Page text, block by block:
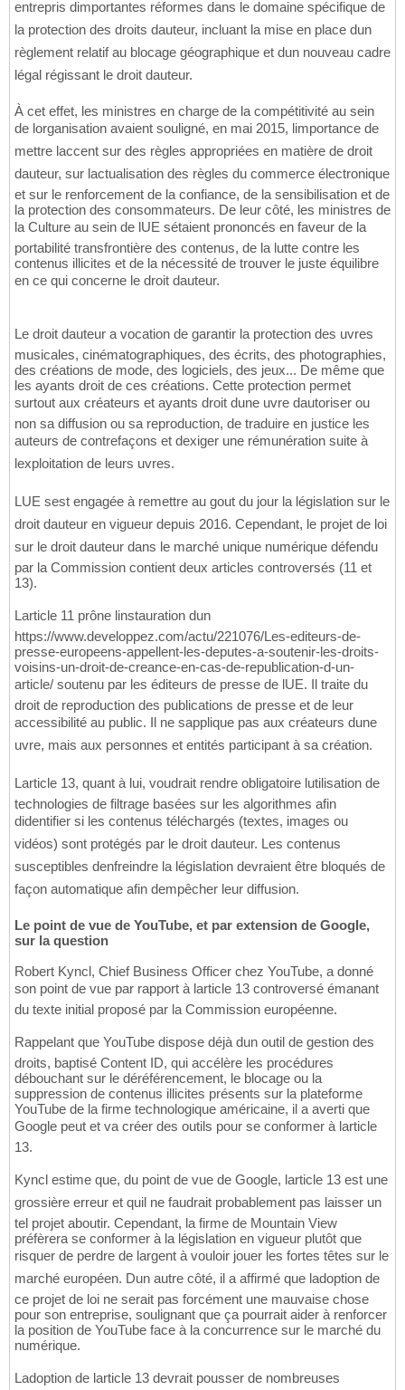
entrepris dimportantes réformes dans le domaine spécifique de
la protection des droits dauteur, incluant la mise en place dun
règlement relatif au blocage géographique et dun nouveau cadre
légal régissant le droit dauteur.
À cet effet, les ministres en charge de la compétitivité au sein
de lorganisation avaient souligné, en mai 2015, limportance de
mettre laccent sur des règles appropriées en matière de droit
dauteur, sur lactualisation des règles du commerce électronique
et sur le renforcement de la confiance, de la sensibilisation et de
la protection des consommateurs. De leur côté, les ministres de
la Culture au sein de lUE sétaient prononcés en faveur de la
portabilité transfrontière des contenus, de la lutte contre les
contenus illicites et de la nécessité de trouver le juste équilibre
en ce qui concerne le droit dauteur.
Le droit dauteur a vocation de garantir la protection des uvres
musicales, cinématographiques, des écrits, des photographies,
des créations de mode, des logiciels, des jeux... De même que
les ayants droit de ces créations. Cette protection permet
surtout aux créateurs et ayants droit dune uvre dautoriser ou
non sa diffusion ou sa reproduction, de traduire en justice les
auteurs de contrefaçons et dexiger une rémunération suite à
lexploitation de leurs uvres.
LUE sest engagée à remettre au gout du jour la législation sur le
droit dauteur en vigueur depuis 2016. Cependant, le projet de loi
sur le droit dauteur dans le marché unique numérique défendu
par la Commission contient deux articles controversés (11 et
13).
Larticle 11 prône linstauration dun
https://www.developpez.com/actu/221076/Les-editeurs-de-
presse-europeens-appellent-les-deputes-a-soutenir-les-droits-
voisins-un-droit-de-creance-en-cas-de-republication-d-un-
article/ soutenu par les éditeurs de presse de lUE. Il traite du
droit de reproduction des publications de presse et de leur
accessibilité au public. Il ne sapplique pas aux créateurs dune
uvre, mais aux personnes et entités participant à sa création.
Larticle 13, quant à lui, voudrait rendre obligatoire lutilisation de
technologies de filtrage basées sur les algorithmes afin
didentifier si les contenus téléchargés (textes, images ou
vidéos) sont protégés par le droit dauteur. Les contenus
susceptibles denfreindre la législation devraient être bloqués de
façon automatique afin dempêcher leur diffusion.
Le point de vue de YouTube, et par extension de Google,
sur la question
Robert Kyncl, Chief Business Officer chez YouTube, a donné
son point de vue par rapport à larticle 13 controversé émanant
du texte initial proposé par la Commission européenne.
Rappelant que YouTube dispose déjà dun outil de gestion des
droits, baptisé Content ID, qui accélère les procédures
débouchant sur le déréférencement, le blocage ou la
suppression de contenus illicites présents sur la plateforme
YouTube de la firme technologique américaine, il a averti que
Google peut et va créer des outils pour se conformer à larticle
13.
Kyncl estime que, du point de vue de Google, larticle 13 est une
grossière erreur et quil ne faudrait probablement pas laisser un
tel projet aboutir. Cependant, la firme de Mountain View
préfèrera se conformer à la législation en vigueur plutôt que
risquer de perdre de largent à vouloir jouer les fortes têtes sur le
marché européen. Dun autre côté, il a affirmé que ladoption de
ce projet de loi ne serait pas forcément une mauvaise chose
pour son entreprise, soulignant que ça pourrait aider à renforcer
la position de YouTube face à la concurrence sur le marché du
numérique.
Ladoption de larticle 13 devrait pousser de nombreuses